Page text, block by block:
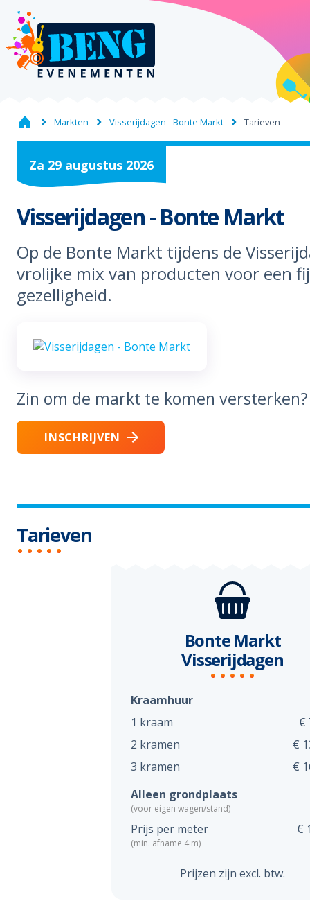
Markten Visserijdagen - Bonte Markt Tarieven
Za 29 augustus 2026
Visserijdagen - Bonte Markt
Op de Bonte Markt tijdens de
vrolijke mix van producten voor een
gezelligheid.
Zin om de markt te komen
INSCHRIJVEN
Tarieven
Bonte Markt
Visserijdagen
Kraamhuur
1 kraam
€
2 kramen
€
3 kramen
€
Alleen grondplaats
(voor eigen wagen/stand)
Prijs per meter
(min. afname 4 m)
€
Prijzen zijn excl. btw.